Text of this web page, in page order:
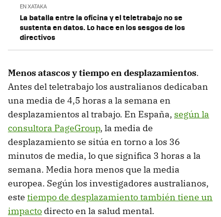
EN XATAKA
La batalla entre la oficina y el teletrabajo no se
sustenta en datos. Lo hace en los sesgos de los
directivos
Menos atascos y tiempo en desplazamientos.
Antes del teletrabajo los australianos dedicaban
una media de 4,5 horas a la semana en
desplazamientos al trabajo. En España, según la
consultora PageGroup, la media de
desplazamiento se sitúa en torno a los 36
minutos de media, lo que significa 3 horas a la
semana. Media hora menos que la media
europea. Según los investigadores australianos,
este tiempo de desplazamiento también tiene un
impacto directo en la salud mental.